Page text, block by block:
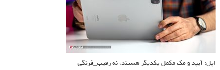
اپل: آیپد و مک مکمل یکدیگر هستند، نه رقیب_فرنگی